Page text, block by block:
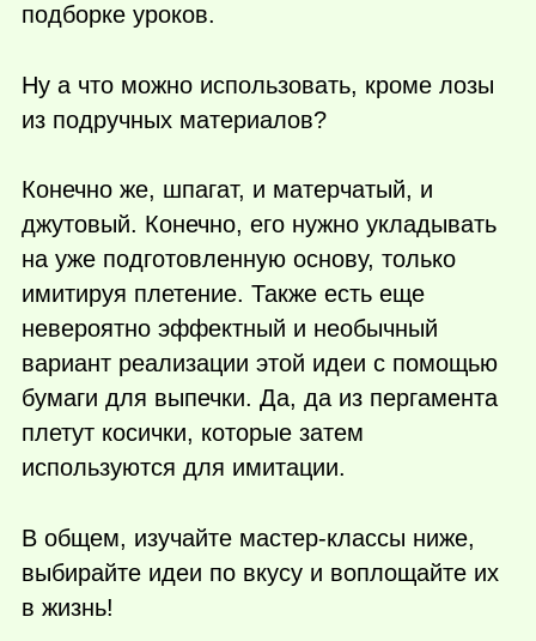
подборке уроков.
Ну а что можно использовать, кроме лозы
из подручных материалов?
Конечно же, шпагат, и матерчатый, и
джутовый. Конечно, его нужно укладывать
на уже подготовленную основу, только
имитируя плетение. Также есть еще
невероятно эффектный и необычный
вариант реализации этой идеи с помощью
бумаги для выпечки. Да, да из пергамента
плетут косички, которые затем
используются для имитации.
В общем, изучайте мастер-классы ниже,
выбирайте идеи по вкусу и воплощайте их
в жизнь!